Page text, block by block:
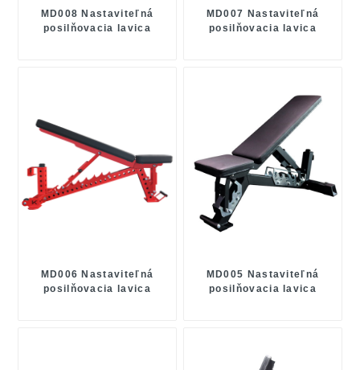
MD008 Nastaviteľná
posilňovacia lavica
MD007 Nastaviteľná
posilňovacia lavica
MD006 Nastaviteľná
posilňovacia lavica
MD005 Nastaviteľná
posilňovacia lavica